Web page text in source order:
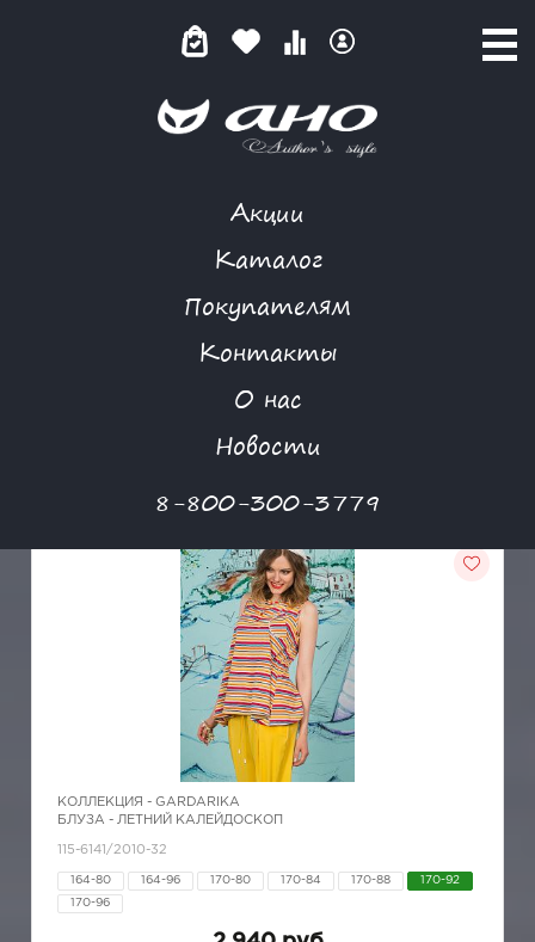
Акции
Каталог
Покупателям
Контакты
О нас
Новости
8-800-300-3779
GARDARIKA
КОЛЛЕКЦИЯ - GARDARIKA
БЛУЗА - ЛЕТНИЙ КАЛЕЙДОСКОП
115-6141/2010-32
164-80 164-96 170-80 170-84 170-88 170-92
170-96